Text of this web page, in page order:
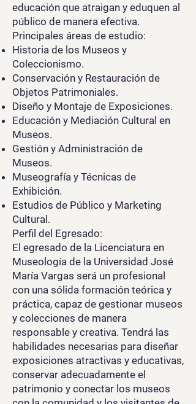
educación que atraigan y eduquen al
público de manera efectiva.
Principales áreas de estudio:
Historia de los Museos y
Coleccionismo.
Conservación y Restauración de
Objetos Patrimoniales.
Diseño y Montaje de Exposiciones.
Educación y Mediación Cultural en
Museos.
Gestión y Administración de
Museos.
Museografía y Técnicas de
Exhibición.
Estudios de Público y Marketing
Cultural.
Perfil del Egresado:
El egresado de la Licenciatura en
Museología de la Universidad José
María Vargas será un profesional
con una sólida formación teórica y
práctica, capaz de gestionar museos
y colecciones de manera
responsable y creativa. Tendrá las
habilidades necesarias para diseñar
exposiciones atractivas y educativas,
conservar adecuadamente el
patrimonio y conectar los museos